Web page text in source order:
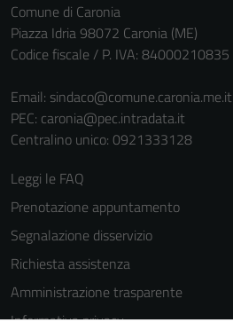
Comune di Caronia
Piazza Idria 98072 Caronia (ME)
Codice fiscale / P. IVA: 84000210835
Email: sindaco@comune.caronia.me.it
PEC: caronia@pec.intradata.it
Centralino unico: 0921333128
Leggi le FAQ
Prenotazione appuntamento
Segnalazione disservizio
Richiesta assistenza
Amministrazione trasparente
Informativa privacy